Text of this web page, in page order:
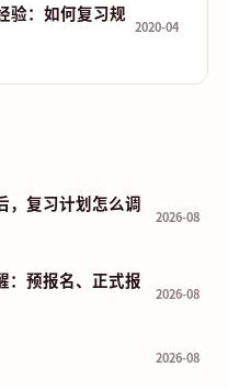
验：如何复习规
2020-04
，复习计划怎么调
2026-08
：预报名、正式报
2026-08
2026-08